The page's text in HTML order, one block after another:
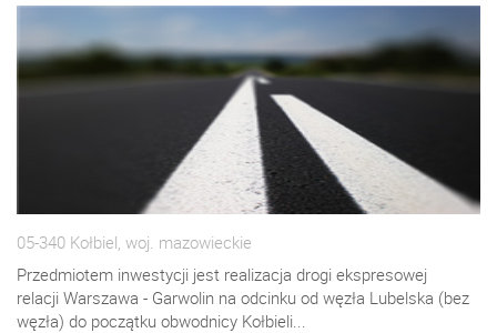
05-340 Kołbiel, woj. mazowieckie
Przedmiotem inwestycji jest realizacja drogi ekspresowej
relacji Warszawa - Garwolin na odcinku od węzła Lubelska (bez
węzła) do początku obwodnicy Kołbieli...